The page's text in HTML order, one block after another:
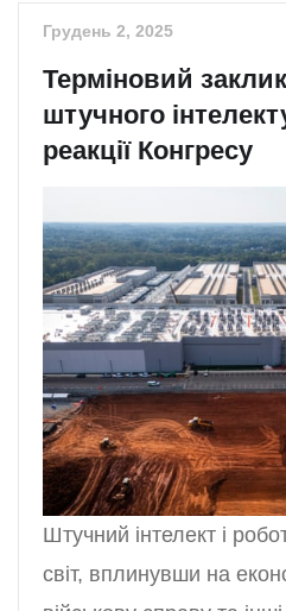
Грудень 2, 2025
Терміновий
штучного
реакції Конгресу
Штучний інтелект і
світ, вплинувши на